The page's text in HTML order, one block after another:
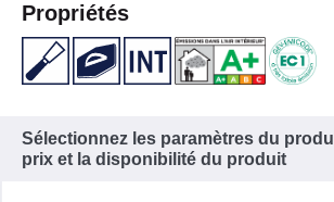
Propriétés
Sélectionnez les paramètres du
prix et la disponibilité du produit